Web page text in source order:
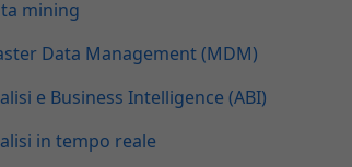
mining
Data Management (MDM)
e Business Intelligence (ABI)
in tempo reale